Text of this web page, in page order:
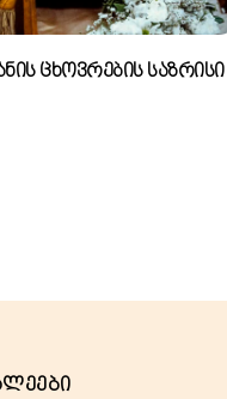
Ცხოვრების Საზრისი